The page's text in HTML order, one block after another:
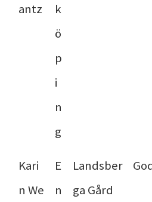
antz
k
ö
p
i
n
g
Kari
n We
E
n
Landsber
ga Gård